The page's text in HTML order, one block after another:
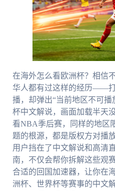
在海外怎么看欧洲杯？相信
华人都有过这样的经历——
播，却弹出“当前地区不可
杯中文解说，画面加载半天
看NBA季后赛，同样的地区
题的根源，都是版权方对播
用户挡在了中文解说和高清
南，不仅会帮你拆解这些观
合适的回国加速器，让你在
洲杯、世界杯等赛事的中文